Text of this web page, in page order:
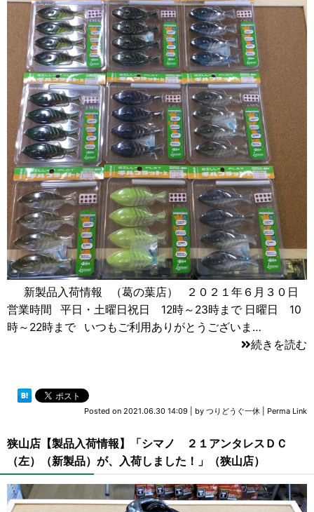
新製品入荷情報 （葛の葉店） ２０２１年６月３０日
営業時間 平日・土曜日祝日 12時～23時まで 日曜日 10
時～22時まで いつもご利用ありがとうございま…
続きを読む
Posted on 2021.06.30 14:09 by つりどうぐ一休 Perma Link
狭山店【製品入荷情報】「シマノ ２１アンタレスＤＣ
（左）（新製品）が、入荷しました！」（狭山店）